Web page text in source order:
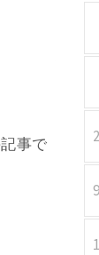
事で